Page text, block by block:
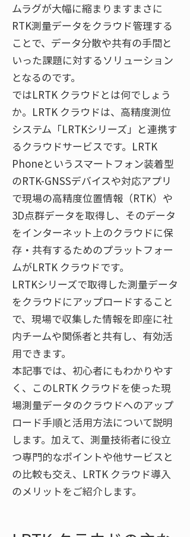
ムラグが大幅に縮まりますまさに
RTK測量データをクラウド管理する
ことで、データ分散や共有の手間と
いった課題に対するソリューション
となるのです。
ではLRTK クラウドとは何でしょう
か。LRTK クラウドは、高精度測位
システム「LRTKシリーズ」と連携す
るクラウドサービスです。LRTK
Phoneというスマートフォン装着型
のRTK-GNSSデバイスや対応アプリ
で現場の高精度位置情報（RTK）や
3D点群データを取得し、そのデータ
をインターネット上のクラウドに保
存・共有するためのプラットフォー
ムがLRTK クラウドです。
LRTKシリーズで取得した測量データ
をクラウドにアップロードすること
で、現場で収集した情報を即座に社
内チームや関係者と共有し、有効活
用できます。
本記事では、初心者にもわかりやす
く、このLRTK クラウドを使った現
場測量データのクラウドへのアップ
ロード手順と活用方法について説明
します。加えて、測量技術者に役立
つ専門的なポイントや他サービスと
の比較も交え、LRTK クラウド導入
のメリットをご紹介します。